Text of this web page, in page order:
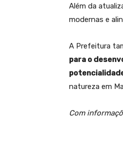
Além da
modernas e
A Prefeitura
para o
natureza em
Com